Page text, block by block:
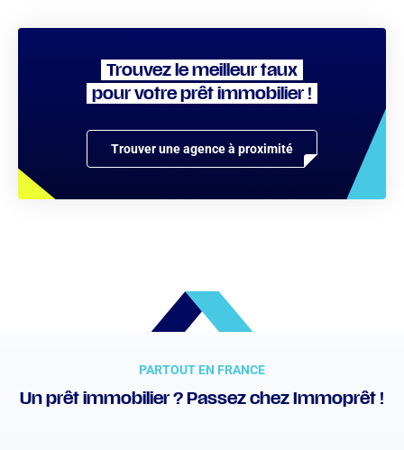
Trouvez le meilleur taux
pour votre prêt immobilier !
Trouver une agence à proximité
PARTOUT EN FRANCE
Un prêt immobilier ? Passez chez Immoprêt !